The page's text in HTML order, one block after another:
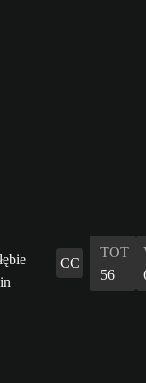
CC
TOT
56